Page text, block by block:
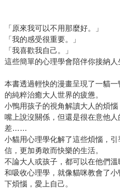
「原來我可以不用那麼好。」
「我的感受很重要。」
「我喜歡我自己。」
這些簡單的心理學會陪伴你接納人
本書透過輕快的漫畫呈現了一貓
的純粹治癒大人世界的疲憊。
小鴨用孩子的視角解讀大人的煩惱
嘴上說沒關係，但還是很在意他
差……
小貓用心理學化解了這些煩惱，
信，更加勇敢而快樂的生活。
不論大人或孩子，都可以在他們
和吸收心理學，就像貓咪教會了
下煩惱，愛上自己。